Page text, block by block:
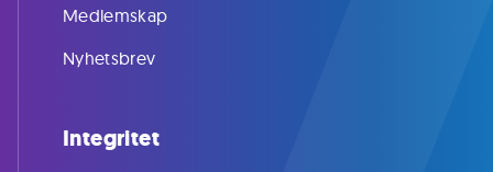
Medlemskap
Nyhetsbrev
Integritet